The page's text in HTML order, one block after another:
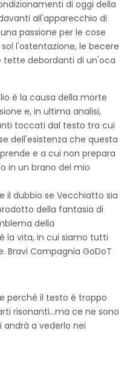
di oggi della
all'apparecchio di
passione per le cose
l'ostentazione, le becere
debordanti di un'oca
è la causa della morte
e, in ultima analisi,
toccati dal testo tra cui
dell'esistenza che questa
e a cui non prepara
in un brano del mio
il dubbio se Vecchiatto sia
della fantasia di
della
la vita, in cui siamo tutti
Bravi Compagnia GoDoT
perché il testo è troppo
risonanti...ma ce ne sono
a vederlo nei